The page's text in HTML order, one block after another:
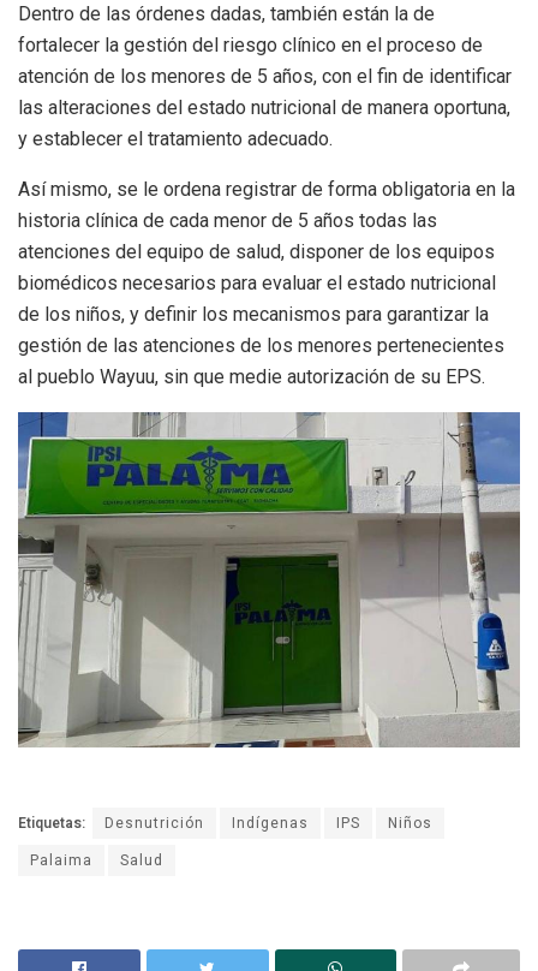
Dentro de las órdenes dadas, también están la de
fortalecer la gestión del riesgo clínico en el proceso de
atención de los menores de 5 años, con el fin de identificar
las alteraciones del estado nutricional de manera oportuna,
y establecer el tratamiento adecuado.
Así mismo, se le ordena registrar de forma obligatoria en la
historia clínica de cada menor de 5 años todas las
atenciones del equipo de salud, disponer de los equipos
biomédicos necesarios para evaluar el estado nutricional
de los niños, y definir los mecanismos para garantizar la
gestión de las atenciones de los menores pertenecientes
al pueblo Wayuu, sin que medie autorización de su EPS.
Etiquetas: Desnutrición Indígenas IPS
Niños
Palaima
Salud